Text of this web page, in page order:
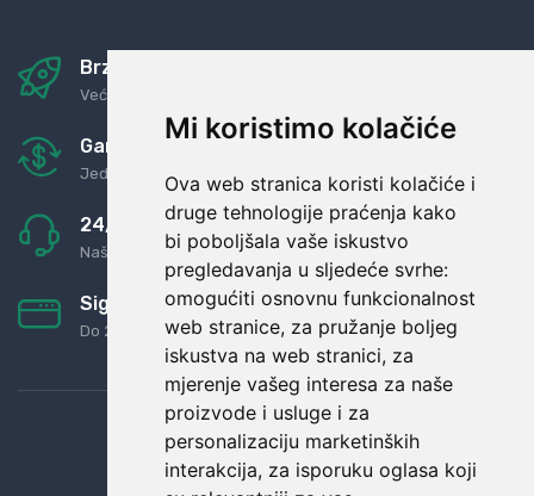
Mi koristimo kolačiće
Ova web stranica koristi kolačiće i
druge tehnologije praćenja kako
bi poboljšala vaše iskustvo
pregledavanja u sljedeće svrhe:
omogućiti osnovnu funkcionalnost
web stranice, za pružanje boljeg
iskustva na web stranici, za
mjerenje vašeg interesa za naše
proizvode i usluge i za
personalizaciju marketinških
interakcija, za isporuku oglasa koji
Brza i sigurna dostava
Već za nekoliko dana kod vas
Garancija u povrat novaca
Jednostavno pravilo: Roba za novac
24/7 odlična podrška
Naši agenti uvijek na raspolaganju
Sigurno obročno plaćanje
Do 24 rata bez kamata